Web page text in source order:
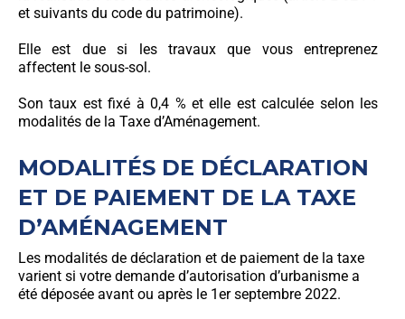
et suivants du code du patrimoine).
Elle est due si les travaux que vous entreprenez
affectent le sous-sol.
Son taux est fixé à 0,4 % et elle est calculée selon les
modalités de la Taxe d’Aménagement.
MODALITÉS DE DÉCLARATION
ET DE PAIEMENT DE LA TAXE
D’AMÉNAGEMENT
Les modalités de déclaration et de paiement de la taxe
varient si votre demande d’autorisation d’urbanisme a
été déposée avant ou après le 1er septembre 2022.